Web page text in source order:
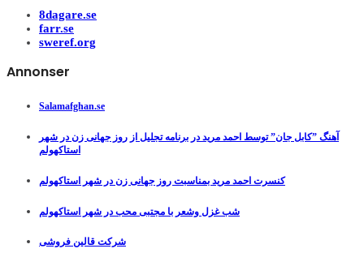
8dagare.se
farr.se
sweref.org
Annonser
Salamafghan.se
آهنگ ”کابل جان” توسط احمد مرید در برنامه تجلیل از روز جهانی زن در شهر
استاکهولم
کنسرت احمد مرید بمناسبت روز جهانی زن در شهر استاکهولم
شب غزل وشعر با مجتبی محب در شهر استاکهولم
شرکت قالین فروشی